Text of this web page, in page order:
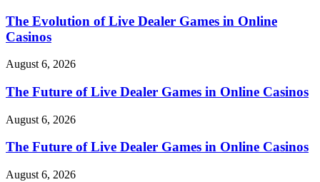
The Evolution of Live Dealer Games in Online
Casinos
August 6, 2026
The Future of Live Dealer Games in Online Casinos
August 6, 2026
The Future of Live Dealer Games in Online Casinos
August 6, 2026